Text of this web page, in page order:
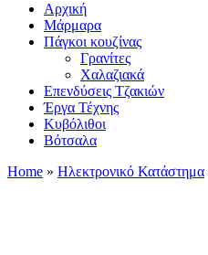
Αρχική
Μάρμαρα
Πάγκοι κουζίνας
Γρανίτες
Χαλαζιακά
Επενδύσεις Τζακιών
Έργα Τέχνης
Κυβόλιθοι
Βότσαλα
Home » Ηλεκτρονικό Κατάστημα